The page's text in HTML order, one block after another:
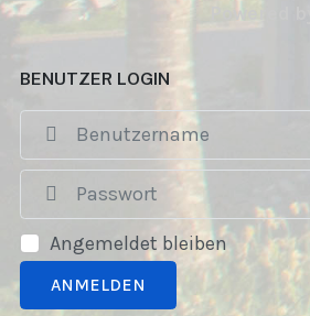
Powered by
BENUTZER LOGIN
Angemeldet bleiben
ANMELDEN